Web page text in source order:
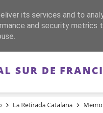
FRANQUISMO
SUR DE
La Retirada Catalana
its services and to
and security metrics